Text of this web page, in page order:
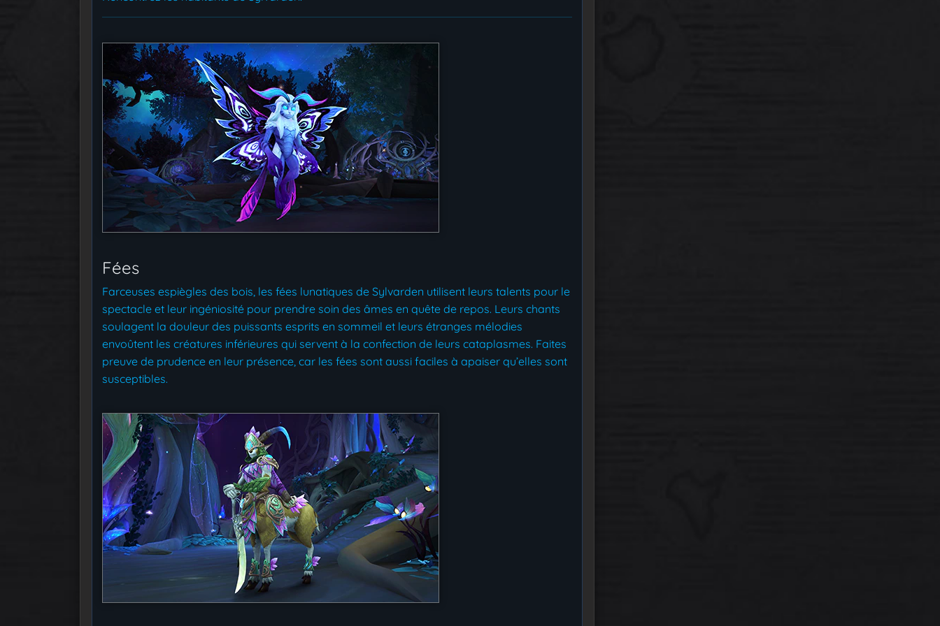
Fées
Farceuses espiègles des bois, les fées lunatiques de Sylvarden utilisent leurs talents pour le
spectacle et leur ingéniosité pour prendre soin des âmes en quête de repos. Leurs chants
soulagent la douleur des puissants esprits en sommeil et leurs étranges mélodies
envoûtent les créatures inférieures qui servent à la confection de leurs cataplasmes. Faites
preuve de prudence en leur présence, car les fées sont aussi faciles à apaiser qu’elles sont
susceptibles.